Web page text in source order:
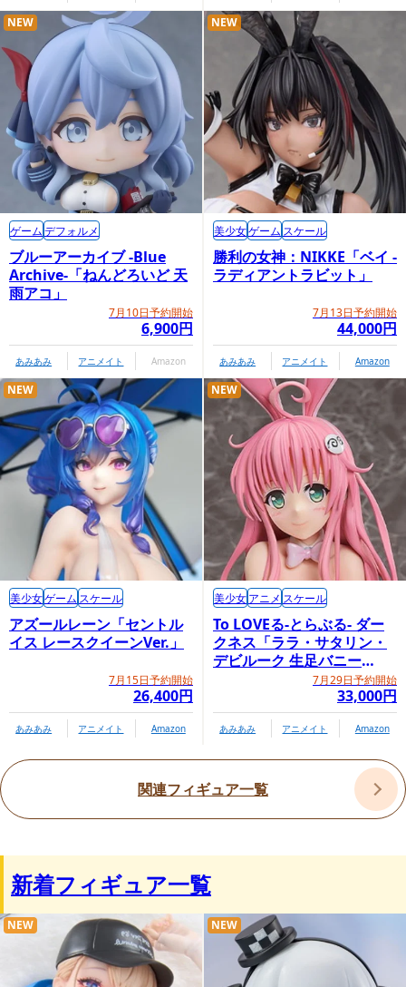
ブルーアーカイブ -Blue
Archive-「ねんどろいど 天
雨アコ」
7月10日予約開始
6,900円
NEW
ゲームデフォルメ
あみあみ アニメイト Amazon
勝利の女神：NIKKE「ベイ -
ラディアントラビット」
7月13日予約開始
44,000円
NEW
美少女ゲーム スケール
あみあみ アニメイト Amazon
アズールレーン「セントル
イス レースクイーンVer.」
7月15日予約開始
26,400円
NEW
美少女ゲーム スケール
あみあみ アニメイト Amazon
To LOVEる-とらぶる- ダー
クネス「ララ・サタリン・
デビルーク 生足バニー
7月29日予約開始
33,000円
NEW
美少女アニメ スケール
あみあみ アニメイト Amazon
関連フィギュア一覧
新着フィギュア一覧
NEW NEW